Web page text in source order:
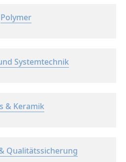
Polymer
Systemtechnik
& Keramik
Qualitätssicherung